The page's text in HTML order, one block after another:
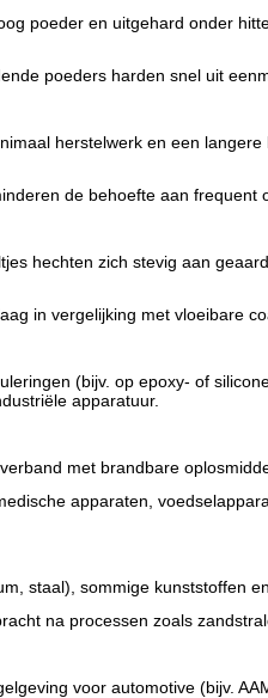
poeder en uitgehard onder
poeders harden snel uit
herstelwerk en een
de behoefte aan frequent
hechten zich stevig aan
in vergelijking met vloeibare
(bijv. op epoxy- of
apparatuur.
met brandbare
apparaten,
staal), sommige kunststoffen
na processen zoals
voor automotive (bijv.